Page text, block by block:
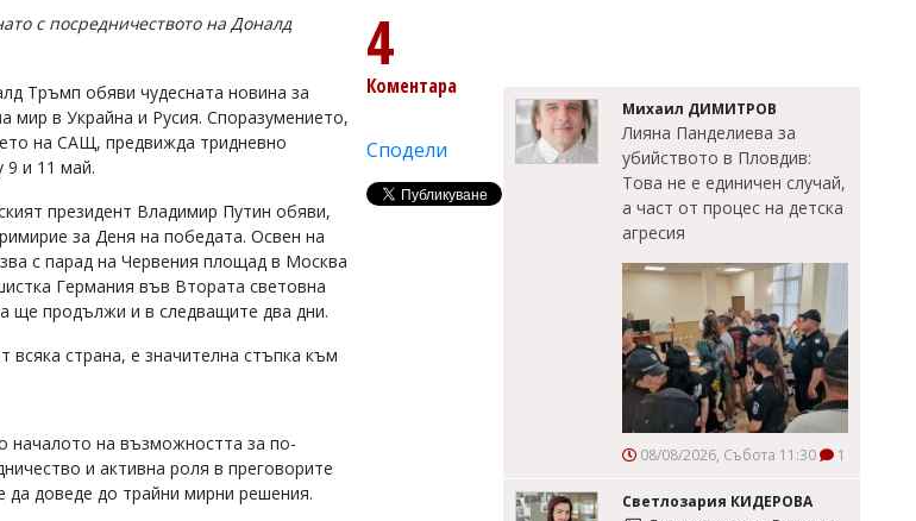
с посредничеството на Доналд
Тръмп обяви чудесната новина за
мир в Украйна и Русия. Споразумението,
на САЩ, предвижда тридневно
9 и 11 май.
президент Владимир Путин обяви,
за Деня на победата. Освен на
с парад на Червения площад в Москва
Германия във Втората световна
ще продължи и в следващите два дни.
всяка страна, е значителна стъпка към
началото на възможността за по-
и активна роля в преговорите
доведе до трайни мирни решения.
4
Коментара
Сподели
Михаил ДИМИТРОВ
Лияна Панделиева за
убийството в Пловдив:
Това не е единичен случай,
а част от процес на детска
агресия
08/08/2026, Събота 11:30 1
Светлозария КИДЕРОВА